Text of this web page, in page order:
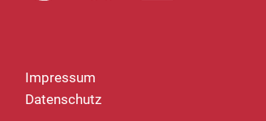
Impressum
Datenschutz